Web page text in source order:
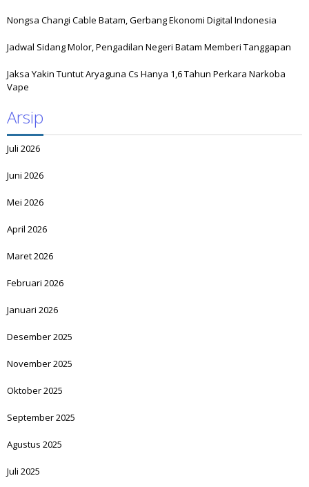
Nongsa Changi Cable Batam, Gerbang Ekonomi Digital Indonesia
Jadwal Sidang Molor, Pengadilan Negeri Batam Memberi Tanggapan
Jaksa Yakin Tuntut Aryaguna Cs Hanya 1,6 Tahun Perkara Narkoba
Vape
Arsip
Juli 2026
Juni 2026
Mei 2026
April 2026
Maret 2026
Februari 2026
Januari 2026
Desember 2025
November 2025
Oktober 2025
September 2025
Agustus 2025
Juli 2025